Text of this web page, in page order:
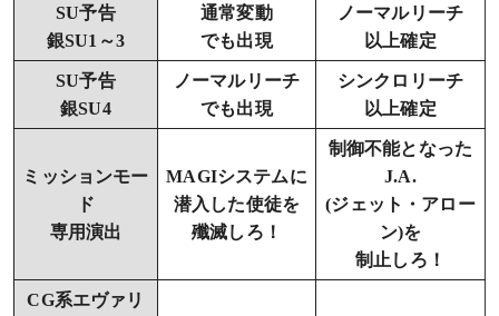
背景(ステージ)変化
格納庫背景
背景小物予告
SU予告
銀SU1～3
通常変動
でも出現
ノーマルリーチ
以上確定
SU予告
銀SU4
ノーマルリーチ
でも出現
シンクロリーチ
以上確定
ミッションモー
ド
専用演出
MAGIシステムに
潜入した使徒を
殲滅しろ！
制御不能となった
J.A.
(ジェット・アロー
ン)を
制止しろ！
CG系エヴァリ